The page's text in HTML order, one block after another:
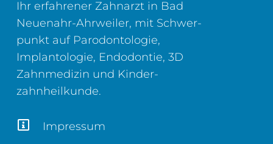
Ihr erfahrener Zahnarzt in Bad
Neuenahr-Ahrweiler, mit Schwer­
punkt auf Parodontologie,
Implantologie, Endodontie, 3D
Zahn­medizin und Kinder­
zahnheilkunde.
Impressum